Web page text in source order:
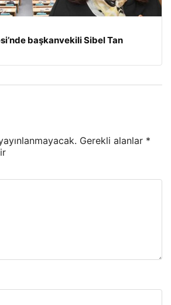
başkanvekili Sibel Tan
Gerekli alanlar *